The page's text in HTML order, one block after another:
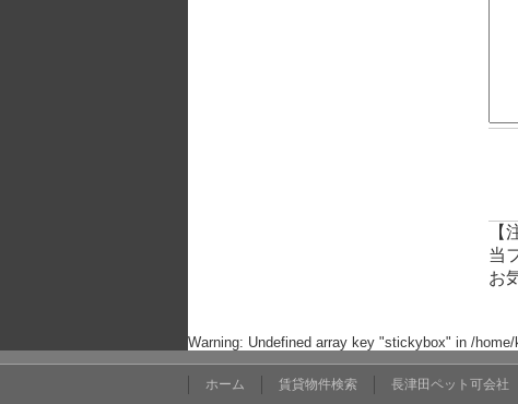
【
当
お
Warning: Undefined array key "stickybox" in /home/
ホーム 賃貸物件検索 長津田ペット可会社